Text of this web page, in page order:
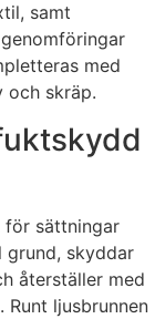
samt
med
och skräp.
för sättningar
grund, skyddar
återställer med
ljusbrunnen